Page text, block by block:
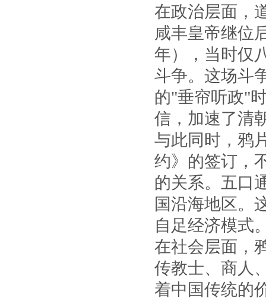
在政治层面，
咸丰皇帝继位
年），当时仅
斗争。这场斗
的"垂帘听政"
信，加速了清
与此同时，鸦
约》的签订，
的关系。五口
国沿海地区。
自足经济模式
在社会层面，
传教士、商人
着中国传统的